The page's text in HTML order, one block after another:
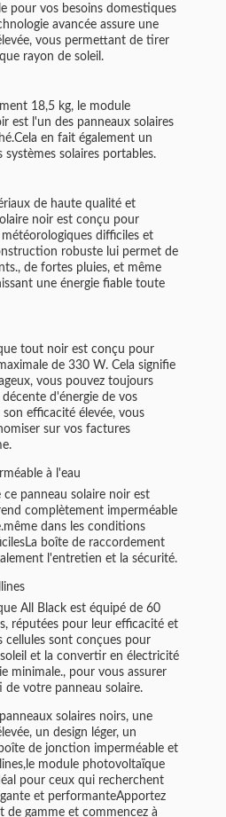
pour vos besoins domestiques
avancée assure une
vous permettant de tirer
rayon de soleil.
18,5 kg, le module
est l'un des panneaux solaires
en fait également un
solaires portables.
de haute qualité et
noir est conçu pour
difficiles et
robuste lui permet de
de fortes pluies, et même
une énergie fiable toute
tout noir est conçu pour
de 330 W. Cela signifie
vous pouvez toujours
d'énergie de vos
son efficacité élevée, vous
sur vos factures
à l'eau
panneau solaire noir est
complètement imperméable
dans les conditions
boîte de raccordement
l'entretien et la sécurité.
All Black est équipé de 60
réputées pour leur efficacité et
cellules sont conçues pour
et la convertir en électricité
minimale., pour vous assurer
votre panneau solaire.
solaires noirs, une
un design léger, un
de jonction imperméable et
module photovoltaïque
pour ceux qui recherchent
et performanteApportez
de gamme et commencez à